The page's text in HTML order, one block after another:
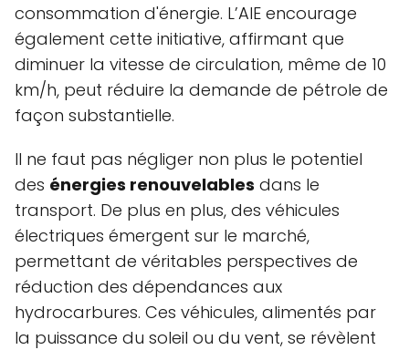
consommation d'énergie. L’AIE encourage
également cette initiative, affirmant que
diminuer la vitesse de circulation, même de 10
km/h, peut réduire la demande de pétrole de
façon substantielle.
Il ne faut pas négliger non plus le potentiel
des énergies renouvelables dans le
transport. De plus en plus, des véhicules
électriques émergent sur le marché,
permettant de véritables perspectives de
réduction des dépendances aux
hydrocarbures. Ces véhicules, alimentés par
la puissance du soleil ou du vent, se révèlent